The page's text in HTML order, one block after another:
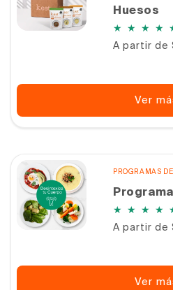
Huesos
Precio
A partir de
Ver
PROGRAMAS
Precio
A partir de
Ver